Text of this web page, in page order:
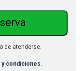
de atenderse.
condiciones